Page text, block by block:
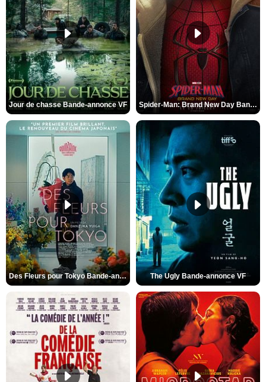
Jour de chasse Bande-annonce VF Spider-Man: Brand New Day Bande-annonce (3) VO STFR
Des Fleurs pour Tokyo Bande-annonce VO STFR The Ugly Bande-annonce VF